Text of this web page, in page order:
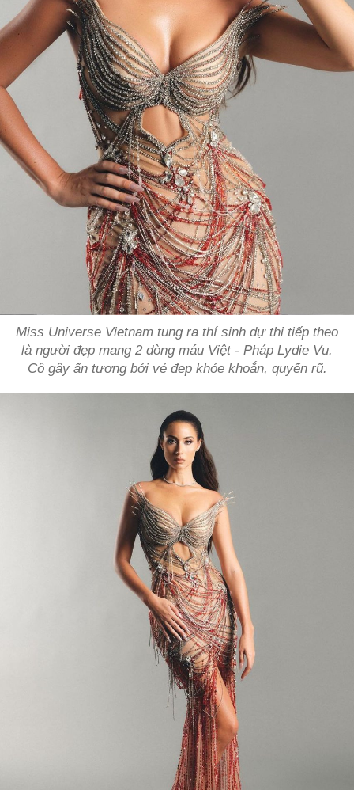
Miss Universe Vietnam tung ra thí sinh dự thi tiếp theo
là người đẹp mang 2 dòng máu Việt - Pháp Lydie Vu.
Cô gây ấn tượng bởi vẻ đẹp khỏe khoắn, quyến rũ.